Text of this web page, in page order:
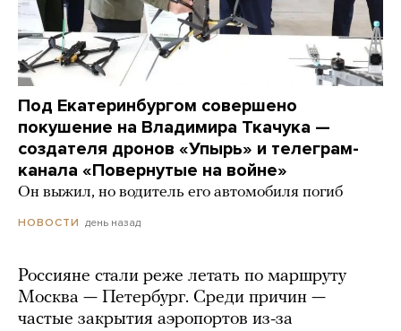
Под Екатеринбургом совершено
покушение на Владимира Ткачука —
создателя дронов «Упырь» и телеграм-
канала «Повернутые на войне»
Он выжил, но водитель его автомобиля погиб
НОВОСТИ день назад
Россияне стали реже летать по маршруту
Москва — Петербург. Среди причин —
частые закрытия аэропортов из-за